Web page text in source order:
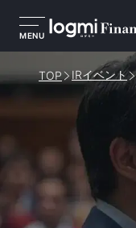
MENU
TOP IRイベント